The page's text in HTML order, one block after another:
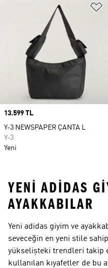
Price
13.599 TL
Y-3 NEWSPAPER ÇANTA L
Y-3
Yeni
YENI ADIDAS
AYAKKABILAR
Yeni adidas giyim ve
seveceğin en yeni stile
yükselişteki trendleri takip
kullanılan kıyafetler de bu